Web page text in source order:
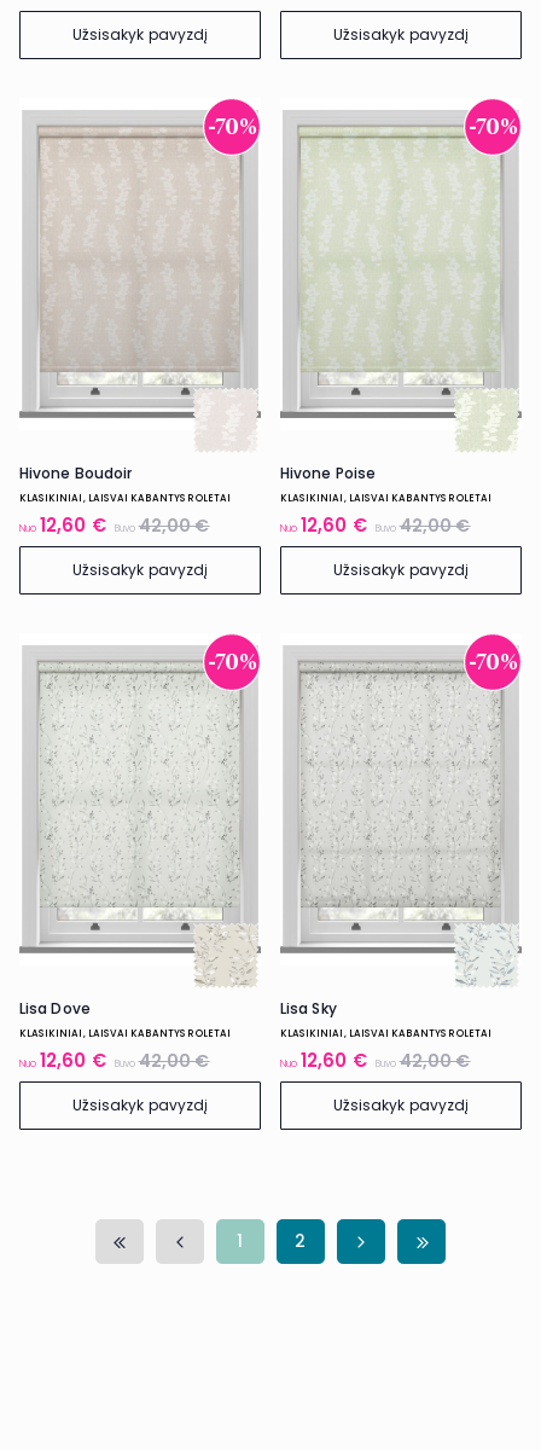
Užsisakyk pavyzdį Užsisakyk pavyzdį
-70%
Hivone Boudoir
KLASIKINIAI, LAISVAI KABANTYS ROLETAI
Nuo 12,60 € Buvo42,00 €
Užsisakyk pavyzdį
-70%
Hivone Poise
KLASIKINIAI, LAISVAI KABANTYS ROLETAI
Nuo 12,60 € Buvo42,00 €
Užsisakyk pavyzdį
-70%
Lisa Dove
KLASIKINIAI, LAISVAI KABANTYS ROLETAI
Nuo 12,60 € Buvo42,00 €
Užsisakyk pavyzdį
-70%
Lisa Sky
KLASIKINIAI, LAISVAI KABANTYS ROLETAI
Nuo 12,60 € Buvo42,00 €
Užsisakyk pavyzdį
1 2